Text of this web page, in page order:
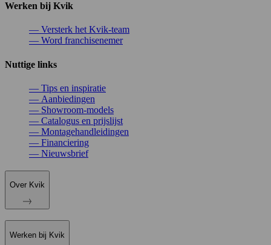
Werken bij Kvik
— Versterk het Kvik-team
— Word franchisenemer
Nuttige links
— Tips en inspiratie
— Aanbiedingen
— Showroom-models
— Catalogus en prijslijst
— Montagehandleidingen
— Financiering
— Nieuwsbrief
Over Kvik
Werken bij Kvik